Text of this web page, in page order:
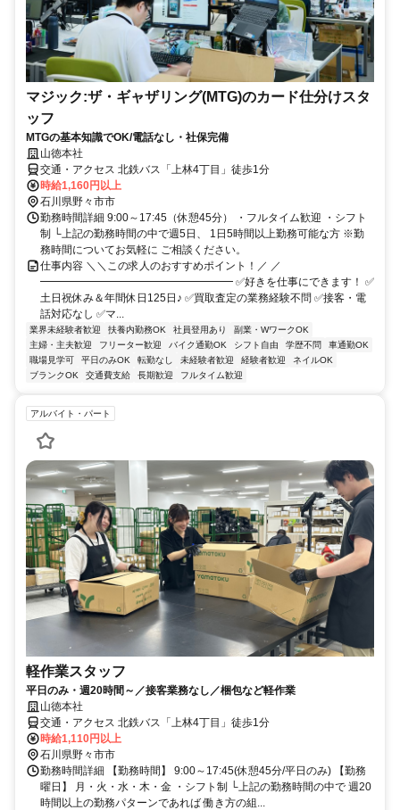
マジック:ザ・ギャザリング(MTG)のカード仕分けスタ
ッフ
MTGの基本知識でOK/電話なし・社保完備
山徳本社
交通・アクセス 北鉄バス「上林4丁目」徒歩1分
時給1,160円以上
石川県野々市市
勤務時間詳細 9:00～17:45（休憩45分） ・フルタイム歓迎 ・シフト
制 └上記の勤務時間の中で週5日、 1日5時間以上勤務可能な方 ※勤
務時間についてお気軽に ご相談ください。
仕事内容 ＼＼この求人のおすすめポイント！／ ／
━━━━━━━━━━━━━━━━━━ ✅好きを仕事にできます！ ✅
土日祝休み＆年間休日125日♪ ✅買取査定の業務経験不問 ✅接客・電
話対応なし ✅マ...
業界未経験者歓迎 扶養内勤務OK 社員登用あり
副業・WワークOK
主婦・主夫歓迎
フリーター歓迎 バイク通勤OK シフト自由 学歴不問
車通勤OK
職場見学可
平日のみOK 転勤なし 未経験者歓迎 経験者歓迎
ネイルOK
ブランクOK
交通費支給 長期歓迎 フルタイム歓迎
アルバイト・パート
軽作業スタッフ
平日のみ・週20時間～／接客業務なし／梱包など軽作業
山徳本社
交通・アクセス 北鉄バス「上林4丁目」徒歩1分
時給1,110円以上
石川県野々市市
勤務時間詳細 【勤務時間】 9:00～17:45(休憩45分/平日のみ) 【勤務
曜日】 月・火・水・木・金 ・シフト制 └上記の勤務時間の中で 週20
時間以上の勤務パターンであれば 働き方の組...